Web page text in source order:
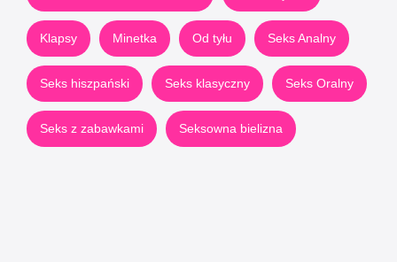
Klapsy Minetka Od tyłu Seks Analny
Seks hiszpański Seks klasyczny Seks Oralny
Seks z zabawkami Seksowna bielizna